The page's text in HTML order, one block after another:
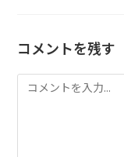
コメントを残す